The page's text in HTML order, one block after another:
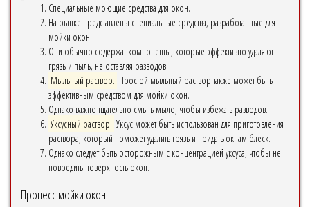
Специальные моющие средства для окон.
На рынке представлены специальные средства, разработанные для
мойки окон.
Они обычно содержат компоненты, которые эффективно удаляют
грязь и пыль, не оставляя разводов.
Мыльный раствор. Простой мыльный раствор также может быть
эффективным средством для мойки окон.
Однако важно тщательно смыть мыло, чтобы избежать разводов.
Уксусный раствор. Уксус может быть использован для приготовления
раствора, который поможет удалить грязь и придать окнам блеск.
Однако следует быть осторожным с концентрацией уксуса, чтобы не
повредить поверхность окон.
Процесс мойки окон